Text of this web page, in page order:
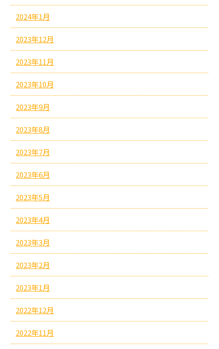
2024年1月
2023年12月
2023年11月
2023年10月
2023年9月
2023年8月
2023年7月
2023年6月
2023年5月
2023年4月
2023年3月
2023年2月
2023年1月
2022年12月
2022年11月